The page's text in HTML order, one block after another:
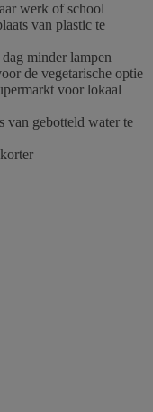
werk of school
van plastic te
minder lampen
de vegetarische optie
voor lokaal
van gebotteld water te